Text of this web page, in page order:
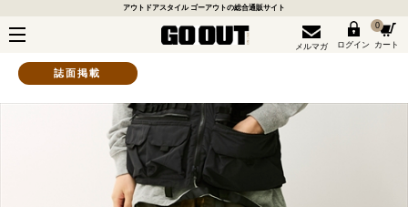
アウトドアスタイル ゴーアウトの総合通販サイト
メルマガ ログイン
0
カート
誌面掲載